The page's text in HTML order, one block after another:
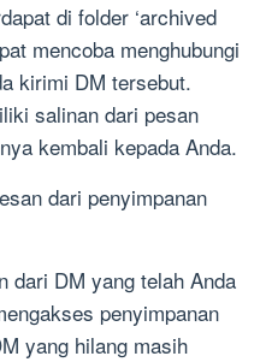
di folder ‘archived
mencoba menghubungi
kirimi DM tersebut.
salinan dari pesan
kembali kepada Anda.
dari penyimpanan
dari DM yang telah Anda
penyimpanan
yang hilang masih